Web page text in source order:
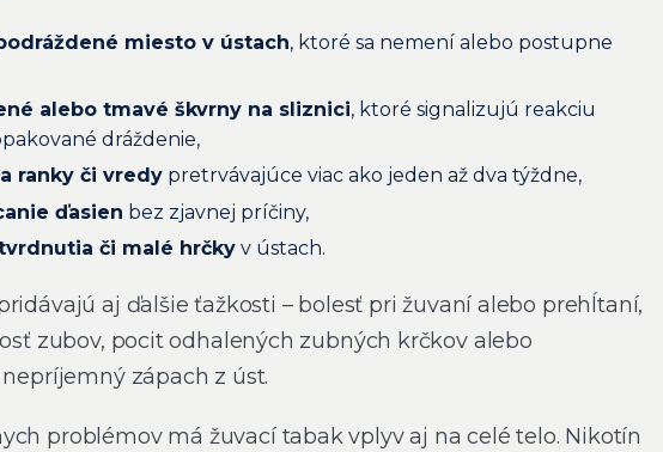
miesto v ústach, ktoré sa nemení alebo postupne
alebo tmavé škvrny na sliznici, ktoré signalizujú reakciu
dráždenie,
ranky či vredy pretrvávajúce viac ako jeden až dva týždne,
ďasien bez zjavnej príčiny,
či malé hrčky v ústach.
aj ďalšie ťažkosti – bolesť pri žuvaní alebo prehĺtaní,
zubov, pocit odhalených zubných krčkov alebo
zápach z úst.
problémov má žuvací tabak vplyv aj na celé telo. Nikotín